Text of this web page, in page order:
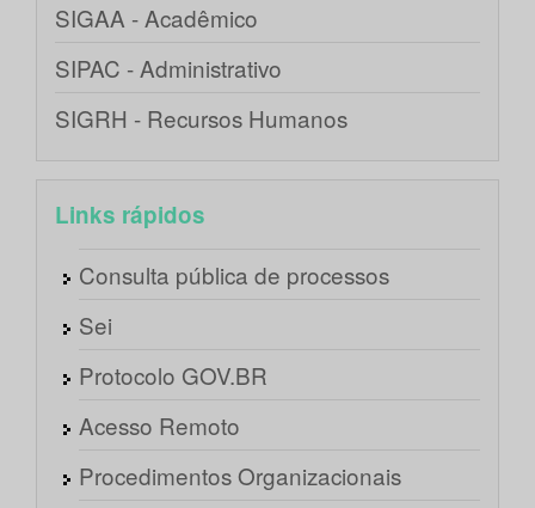
SIGAA - Acadêmico
SIPAC - Administrativo
SIGRH - Recursos Humanos
Links rápidos
Consulta pública de processos
Sei
Protocolo GOV.BR
Acesso Remoto
Procedimentos Organizacionais